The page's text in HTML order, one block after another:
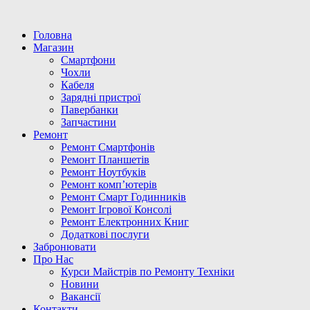
Головна
Магазин
Смартфони
Чохли
Кабеля
Зарядні пристрої
Павербанки
Запчастини
Ремонт
Ремонт Смартфонів
Ремонт Планшетів
Ремонт Ноутбуків
Ремонт комп’ютерів
Ремонт Смарт Годинників
Ремонт Ігрової Консолі
Ремонт Електронних Книг
Додаткові послуги
Забронювати
Про Нас
Курси Майстрів по Ремонту Техніки
Новини
Вакансії